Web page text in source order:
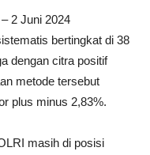
2 Juni 2024
bertingkat di 38
dengan citra positif
metode tersebut
plus minus 2,83%.
masih di posisi